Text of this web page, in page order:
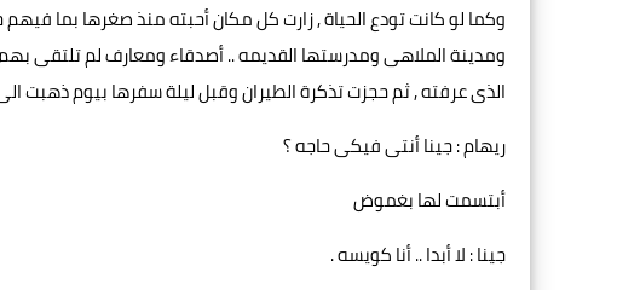
وكما لو كانت تودع الحياة , زارت كل مكان أحبته منذ صغرها بما
ومدينة الملاهى ومدرستها القديمه .. أصدقاء ومعارف لم تلتقى
الذى عرفته , ثم حجزت تذكرة الطيران وقبل ليلة سفرها بيوم ذهبت
ريهام : جينا أنتى فيكى حاجه ؟
أبتسمت لها بغموض
جينا : لا أبدا .. أنا كويسه .